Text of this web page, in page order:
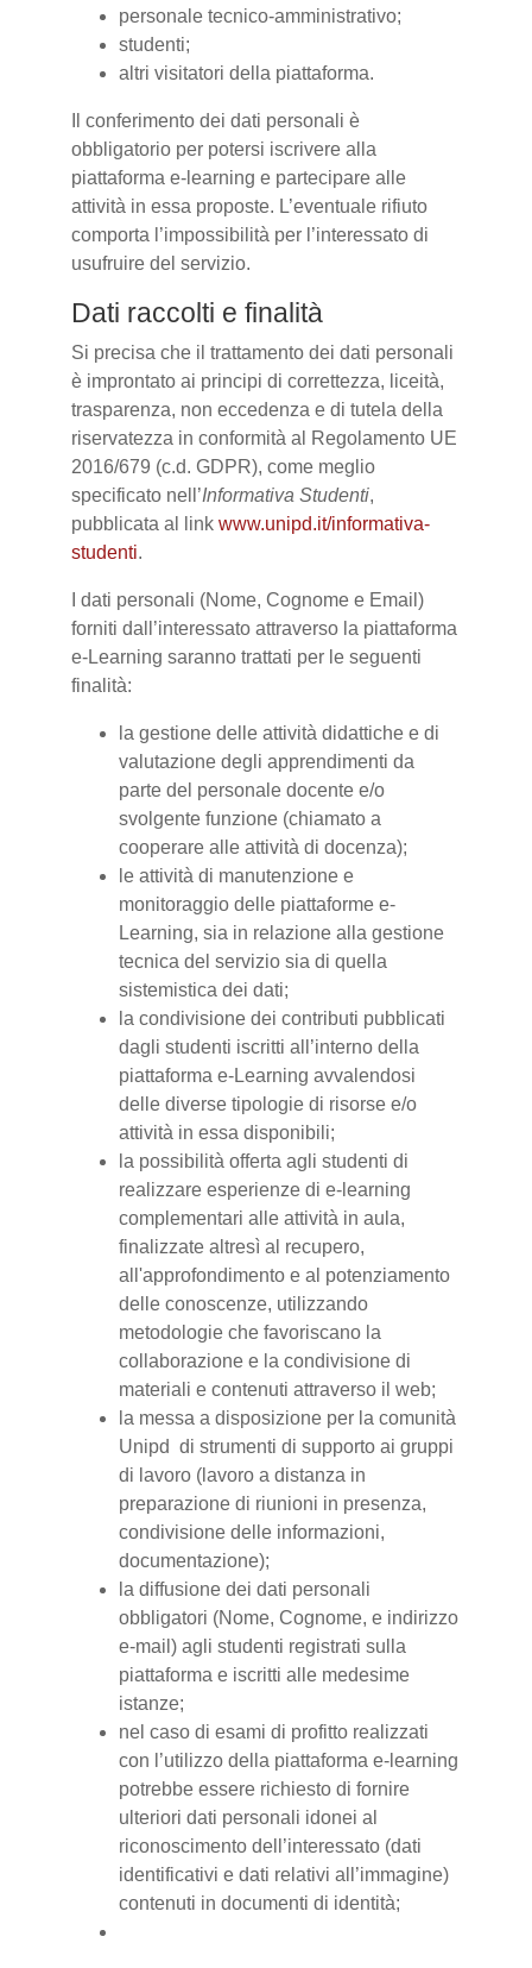
personale tecnico-amministrativo;
studenti;
altri visitatori della piattaforma.
Il conferimento dei dati personali è
obbligatorio per potersi iscrivere alla
piattaforma e-learning e partecipare alle
attività in essa proposte. L’eventuale rifiuto
comporta l’impossibilità per l’interessato di
usufruire del servizio.
Dati raccolti e finalità
Si precisa che il trattamento dei dati personali
è improntato ai principi di correttezza, liceità,
trasparenza, non eccedenza e di tutela della
riservatezza in conformità al Regolamento UE
2016/679 (c.d. GDPR), come meglio
specificato nell’Informativa Studenti,
pubblicata al link www.unipd.it/informativa-
studenti.
I dati personali (Nome, Cognome e Email)
forniti dall’interessato attraverso la piattaforma
e-Learning saranno trattati per le seguenti
finalità:
la gestione delle attività didattiche e di
valutazione degli apprendimenti da
parte del personale docente e/o
svolgente funzione (chiamato a
cooperare alle attività di docenza);
le attività di manutenzione e
monitoraggio delle piattaforme e-
Learning, sia in relazione alla gestione
tecnica del servizio sia di quella
sistemistica dei dati;
la condivisione dei contributi pubblicati
dagli studenti iscritti all’interno della
piattaforma e-Learning avvalendosi
delle diverse tipologie di risorse e/o
attività in essa disponibili;
la possibilità offerta agli studenti di
realizzare esperienze di e-learning
complementari alle attività in aula,
finalizzate altresì al recupero,
all'approfondimento e al potenziamento
delle conoscenze, utilizzando
metodologie che favoriscano la
collaborazione e la condivisione di
materiali e contenuti attraverso il web;
la messa a disposizione per la comunità
Unipd di strumenti di supporto ai gruppi
di lavoro (lavoro a distanza in
preparazione di riunioni in presenza,
condivisione delle informazioni,
documentazione);
la diffusione dei dati personali
obbligatori (Nome, Cognome, e indirizzo
e-mail) agli studenti registrati sulla
piattaforma e iscritti alle medesime
istanze;
nel caso di esami di profitto realizzati
con l’utilizzo della piattaforma e-learning
potrebbe essere richiesto di fornire
ulteriori dati personali idonei al
riconoscimento dell’interessato (dati
identificativi e dati relativi all’immagine)
contenuti in documenti di identità;